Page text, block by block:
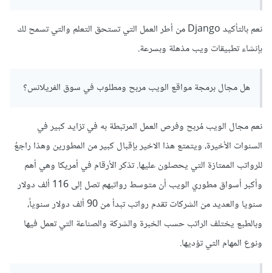
نعم بالتأكيد Django من أطر العمل التي تستحق التعلم والتي تسمح لك
بإنشاء تطبيقات ويب مذهلة وبسرعة.
هل مجال برمجة مواقع الويب مربح ومطلوب في سوق الفريلانس؟
نعم مجال الويب مُربح وفرص العمل المرتبطة به في تزايد كبير في
السنوات الأخيرة، ويتمتع هذا الاخير بإقبال كبير من المطورين وهذا راجعُ
للرواتب الممتازة التي يحصلون عليها. تذكر الأرقام في أمريكا وهي أهم
وأكبر أسواق مطوري الويب أن متوسط رواتبهم تصل إلى 116 ألف دولار
سنويا والعديد من الشركات تقدم رواتب تبدأ من 90 ألف دولار سنوياً،
وبالطبع يختلف الراتب حسب الخبرة والشركة والصناعة التي تعمل فيها
ونوع المهام التي تؤديها.